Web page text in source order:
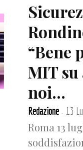
“Bene
MIT
noi...
Redazione - 13
Roma 13